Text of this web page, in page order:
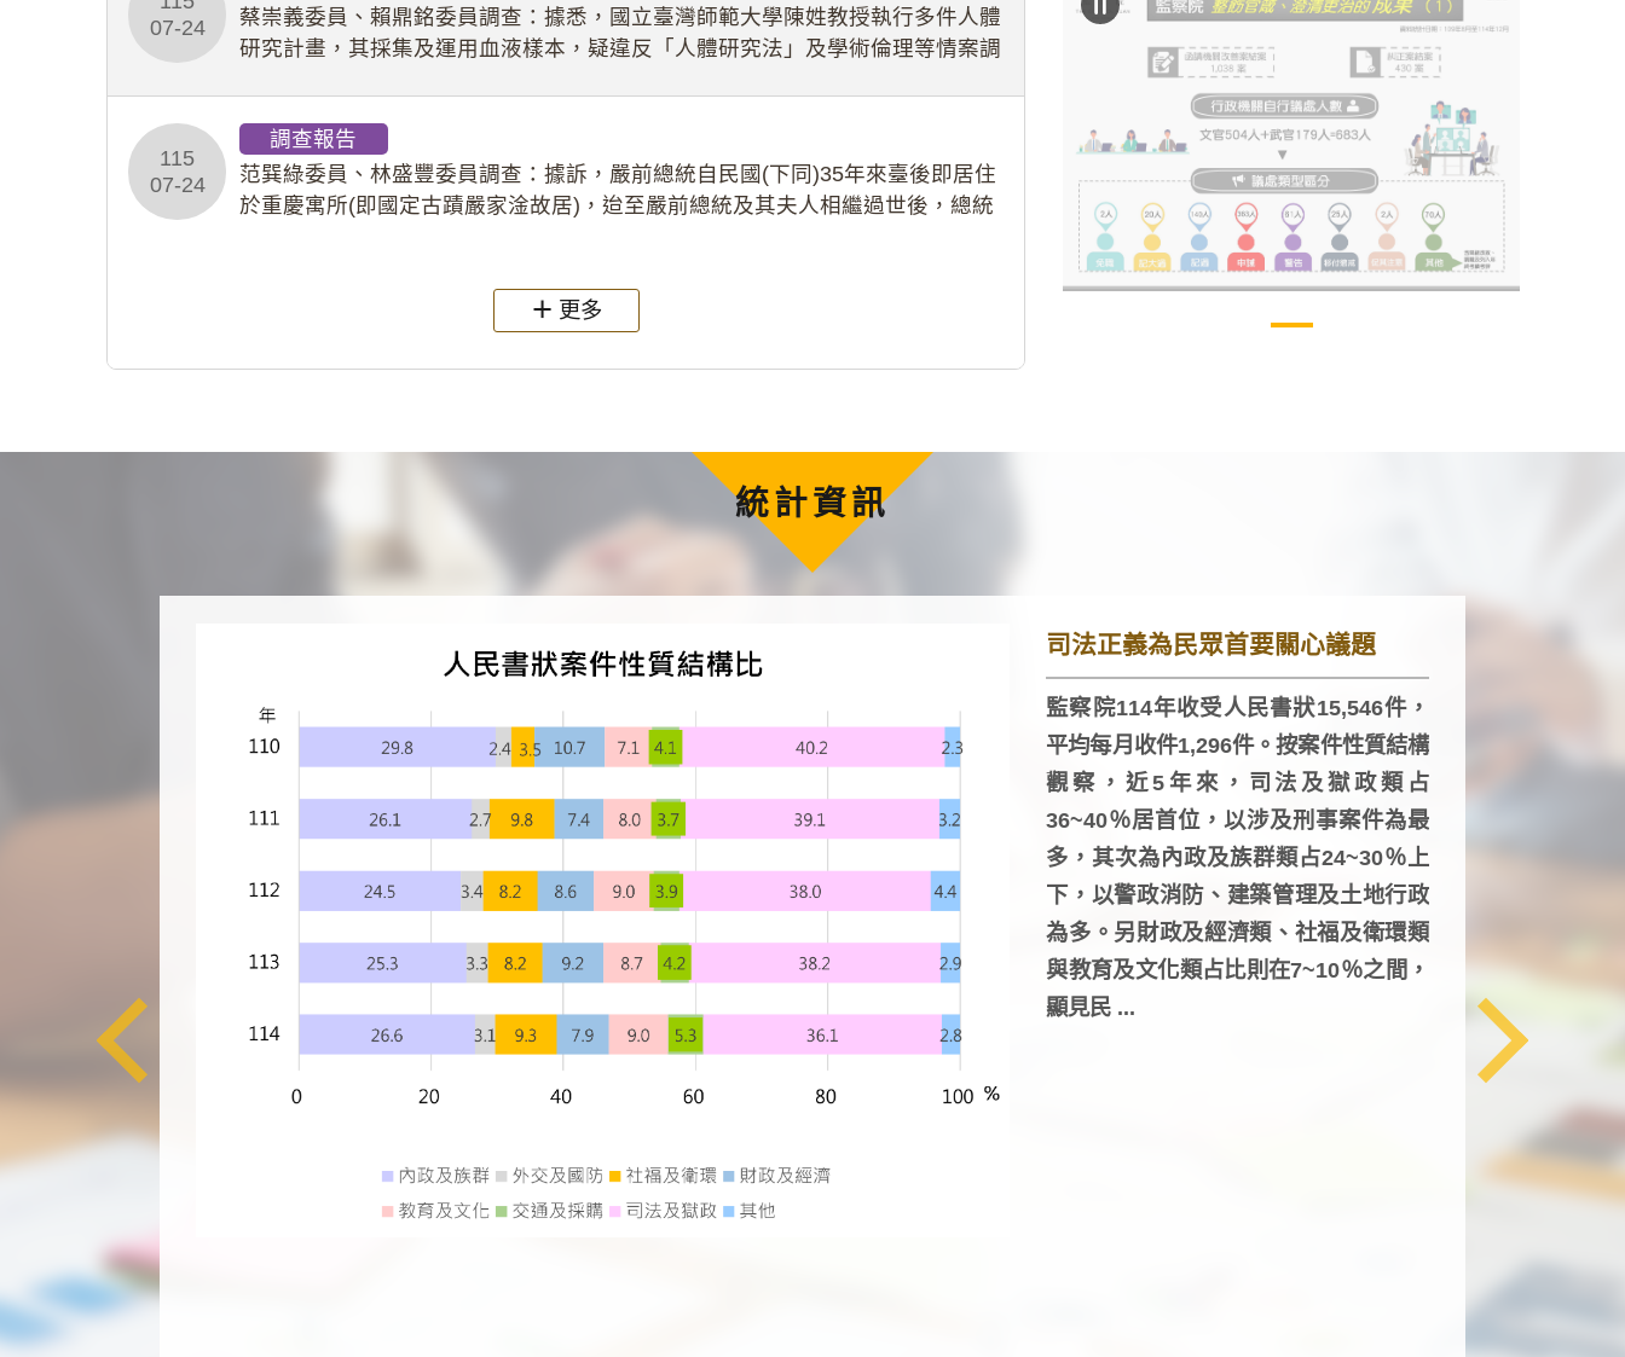
07-24
蔡崇義委員、賴鼎銘委員調查：據悉，國立臺灣師範大學陳姓教授執行多件人體
研究計畫，其採集及運用血液樣本，疑違反「人體研究法」及學術倫理等情案調
115
07-24
調查報告
范巽綠委員、林盛豐委員調查：據訴，嚴前總統自民國(下同)35年來臺後即居住
於重慶寓所(即國定古蹟嚴家淦故居)，迨至嚴前總統及其夫人相繼過世後，總統
更多
統計資訊
司法正義為民眾首要關心議題
監察院114年收受人民書狀15,546件，
平均每月收件1,296件。按案件性質結構
觀察，近5年來，司法及獄政類占
36~40％居首位，以涉及刑事案件為最
多，其次為內政及族群類占24~30％上
下，以警政消防、建築管理及土地行政
為多。另財政及經濟類、社福及衛環類
與教育及文化類占比則在7~10％之間，
顯見民 ...